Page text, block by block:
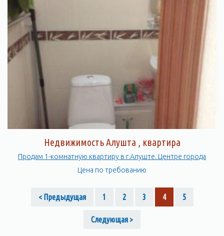
Недвижимость Алушта , квартира
Продам 1-комнатную квартиру в г.Алуште. Центре города
Цена по требованию
< Предыдущая 1 2 3 4 5
Следующая >